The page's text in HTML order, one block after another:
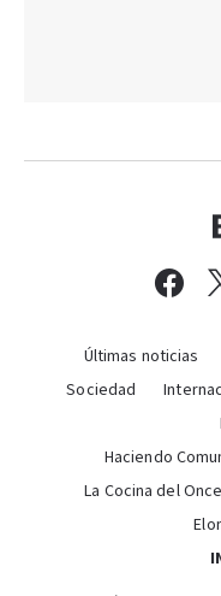
Últimas noticias
Sociedad
Haciendo
La Cocina del Once